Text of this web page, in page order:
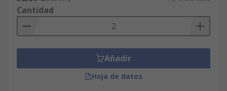
Cantidad
Añadir
Hoja de datos